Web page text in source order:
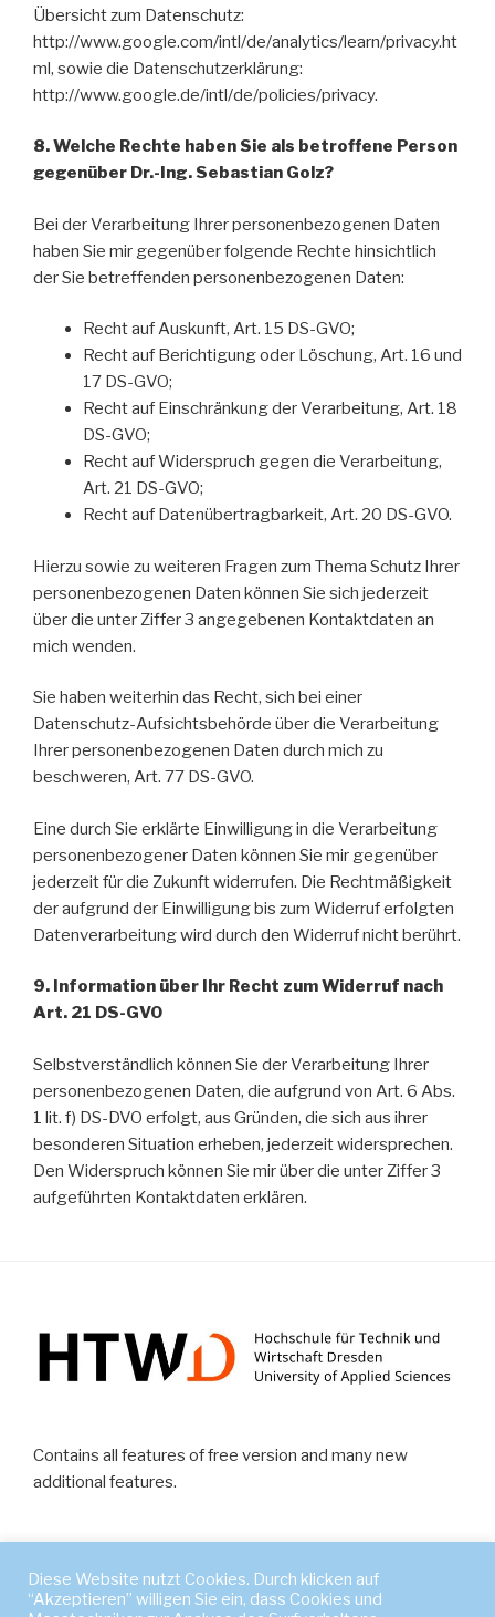
Übersicht zum Datenschutz:
http://www.google.com/intl/de/analytics/learn/privacy.ht
ml, sowie die Datenschutzerklärung:
http://www.google.de/intl/de/policies/privacy.
8. Welche Rechte haben Sie als betroffene Person
gegenüber Dr.-Ing. Sebastian Golz?
Bei der Verarbeitung Ihrer personenbezogenen Daten
haben Sie mir gegenüber folgende Rechte hinsichtlich
der Sie betreffenden personenbezogenen Daten:
Recht auf Auskunft, Art. 15 DS-GVO;
Recht auf Berichtigung oder Löschung, Art. 16 und
17 DS-GVO;
Recht auf Einschränkung der Verarbeitung, Art. 18
DS-GVO;
Recht auf Widerspruch gegen die Verarbeitung,
Art. 21 DS-GVO;
Recht auf Datenübertragbarkeit, Art. 20 DS-GVO.
Hierzu sowie zu weiteren Fragen zum Thema Schutz Ihrer
personenbezogenen Daten können Sie sich jederzeit
über die unter Ziffer 3 angegebenen Kontaktdaten an
mich wenden.
Sie haben weiterhin das Recht, sich bei einer
Datenschutz-Aufsichtsbehörde über die Verarbeitung
Ihrer personenbezogenen Daten durch mich zu
beschweren, Art. 77 DS-GVO.
Eine durch Sie erklärte Einwilligung in die Verarbeitung
personenbezogener Daten können Sie mir gegenüber
jederzeit für die Zukunft widerrufen. Die Rechtmäßigkeit
der aufgrund der Einwilligung bis zum Widerruf erfolgten
Datenverarbeitung wird durch den Widerruf nicht berührt.
9. Information über Ihr Recht zum Widerruf nach
Art. 21 DS-GVO
Selbstverständlich können Sie der Verarbeitung Ihrer
personenbezogenen Daten, die aufgrund von Art. 6 Abs.
1 lit. f) DS-DVO erfolgt, aus Gründen, die sich aus ihrer
besonderen Situation erheben, jederzeit widersprechen.
Den Widerspruch können Sie mir über die unter Ziffer 3
aufgeführten Kontaktdaten erklären.
Contains all features of free version and many new
additional features.
Diese Website nutzt Cookies. Durch klicken auf
“Akzeptieren” willigen Sie ein, dass Cookies und